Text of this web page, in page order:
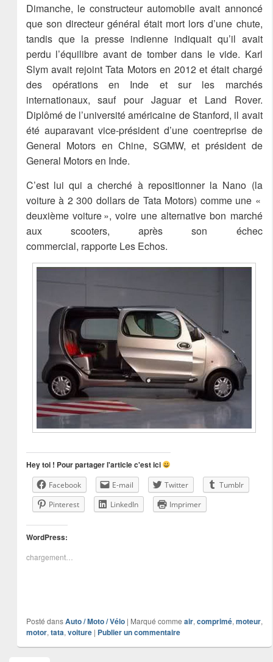
Dimanche, le constructeur automobile avait annoncé
que son directeur général était mort lors d’une chute,
tandis que la presse indienne indiquait qu’il avait
perdu l’équilibre avant de tomber dans le vide. Karl
Slym avait rejoint Tata Motors en 2012 et était chargé
des opérations en Inde et sur les marchés
internationaux, sauf pour Jaguar et Land Rover.
Diplômé de l’université américaine de Stanford, il avait
été auparavant vice-président d’une coentreprise de
General Motors en Chine, SGMW, et président de
General Motors en Inde.
C’est lui qui a cherché à repositionner la Nano (la
voiture à 2 300 dollars de Tata Motors) comme une «
deuxième voiture », voire une alternative bon marché
aux scooters, après son échec
commercial, rapporte Les Echos.
Hey toi ! Pour partager l'article c'est ici
Facebook E-mail Twitter
Tumblr
Pinterest
LinkedIn Imprimer
WordPress:
chargement…
Posté dans Auto / Moto / Vélo | Marqué comme air, comprimé, moteur,
motor, tata, voiture | Publier un commentaire